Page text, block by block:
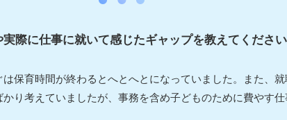
際に仕事に就いて感じたギャップを教えてくださ
保育時間が終わるとへとへとになっていました。また、
り考えていましたが、事務を含め子どものために費やす